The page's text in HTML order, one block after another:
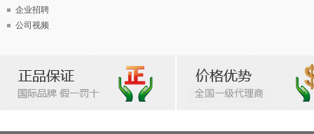
企业招聘
公司视频